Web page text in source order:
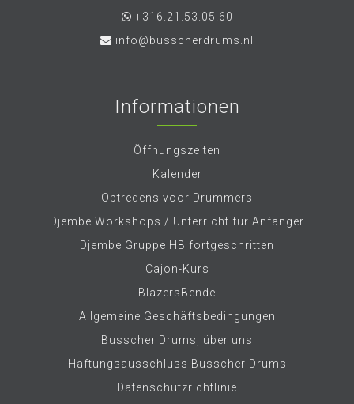
+316.21.53.05.60
info@busscherdrums.nl
Informationen
Öffnungszeiten
Kalender
Optredens voor Drummers
Djembe Workshops / Unterricht fur Anfanger
Djembe Gruppe HB fortgeschritten
Cajon-Kurs
BlazersBende
Allgemeine Geschäftsbedingungen
Busscher Drums, über uns
Haftungsausschluss Busscher Drums
Datenschutzrichtlinie